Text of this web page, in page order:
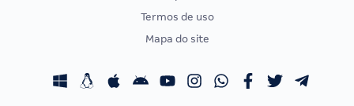
Concursos Fiscais
Calendário OAB
Termos de uso
Mapa do site